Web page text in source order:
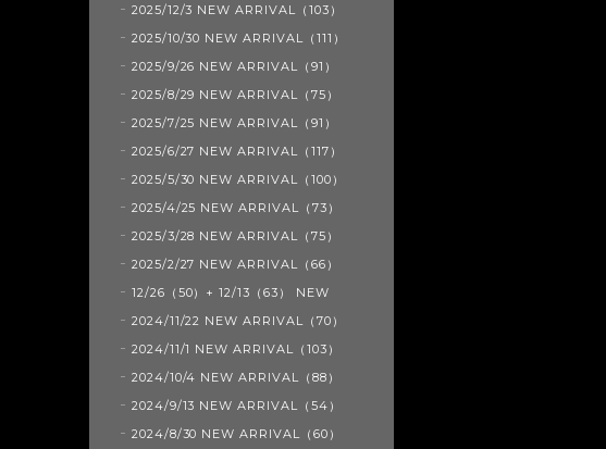
2025/12/3 NEW ARRIVAL（103）
2025/10/30 NEW ARRIVAL（111）
2025/9/26 NEW ARRIVAL（91）
2025/8/29 NEW ARRIVAL（75）
2025/7/25 NEW ARRIVAL（91）
2025/6/27 NEW ARRIVAL（117）
2025/5/30 NEW ARRIVAL（100）
2025/4/25 NEW ARRIVAL（73）
2025/3/28 NEW ARRIVAL（75）
2025/2/27 NEW ARRIVAL（66）
12/26（50）+ 12/13（63） NEW
2024/11/22 NEW ARRIVAL（70）
2024/11/1 NEW ARRIVAL（103）
2024/10/4 NEW ARRIVAL（88）
2024/9/13 NEW ARRIVAL（54）
2024/8/30 NEW ARRIVAL（60）